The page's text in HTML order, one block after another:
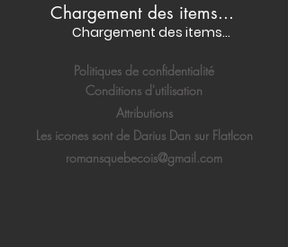
Chargement des items...
Chargement des items...
Politiques de confidentialité
Conditions d'utilisation
Attributions
Les icones sont de Darius Dan sur FlatIcon
romansquebecois@gmail.com